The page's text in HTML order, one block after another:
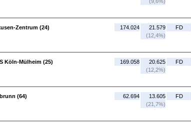
Zentrum (24)
174.024
21.579
(12,4%)
FD
Köln-Mülheim (25)
169.058
20.625
(12,2%)
FD
(64)
62.694
13.605
(21,7%)
FD